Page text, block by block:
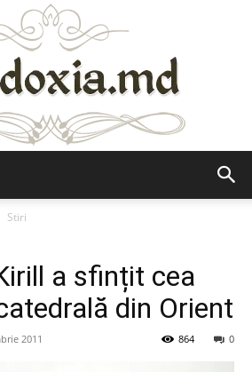
Stiri
a sfințit cea
din Orient
2011 0
864